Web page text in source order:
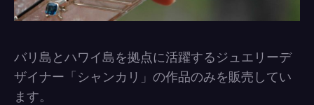
バリ島とハワイ島を拠点に活躍するジュエリーデ
ザイナー「シャンカリ」の作品のみを販売してい
ます。